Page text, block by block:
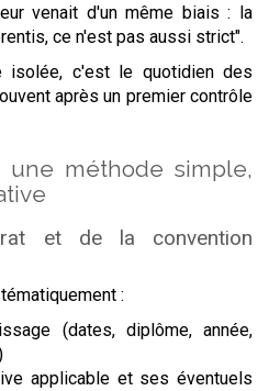
venait d'un même biais : la
ce n'est pas aussi strict".
isolée, c'est le quotidien des
après un premier contrôle
méthode simple,
et de la convention
:
(dates, diplôme, année,
applicable et ses éventuels